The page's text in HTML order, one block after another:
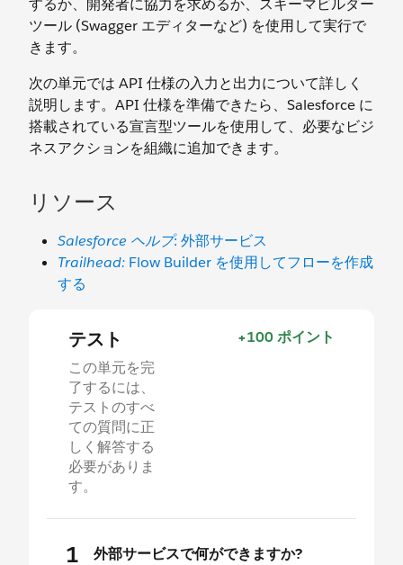
するか、開発者に協力を求めるか、スキーマビルダー
ツール (Swagger エディターなど) を使用して実行で
きます。
次の単元では API 仕様の入力と出力について詳しく
説明します。API 仕様を準備できたら、Salesforce に
搭載されている宣言型ツールを使用して、必要なビジ
ネスアクションを組織に追加できます。
リソース
Salesforce ヘルプ: 外部サービス
Trailhead: Flow Builder を使用してフローを作成
する